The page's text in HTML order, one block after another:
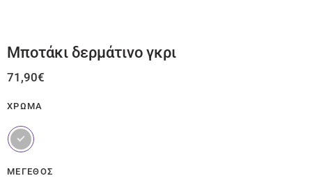
Μποτάκι δερμάτινο γκρι
71,90€
ΧΡΏΜΑ
ΜΈΓΕΘΟΣ